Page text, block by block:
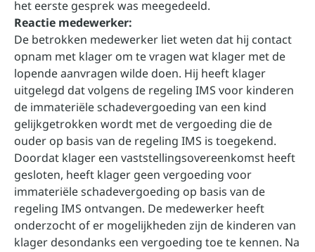
het eerste gesprek was meegedeeld.
Reactie medewerker:
De betrokken medewerker liet weten dat hij contact
opnam met klager om te vragen wat klager met de
lopende aanvragen wilde doen. Hij heeft klager
uitgelegd dat volgens de regeling IMS voor kinderen
de immateriële schadevergoeding van een kind
gelijkgetrokken wordt met de vergoeding die de
ouder op basis van de regeling IMS is toegekend.
Doordat klager een vaststellingsovereenkomst heeft
gesloten, heeft klager geen vergoeding voor
immateriële schadevergoeding op basis van de
regeling IMS ontvangen. De medewerker heeft
onderzocht of er mogelijkheden zijn de kinderen van
klager desondanks een vergoeding toe te kennen. Na